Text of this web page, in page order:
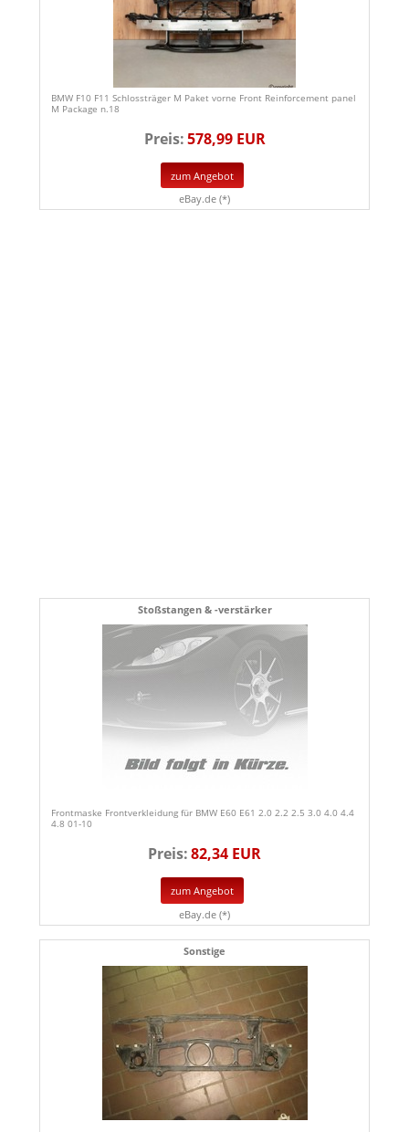
BMW F10 F11 Schlossträger M Paket vorne Front Reinforcement panel
M Package n.18
Preis:578,99 EUR
zum Angebot
eBay.de (*)
Stoßstangen & -verstärker
Frontmaske Frontverkleidung für BMW E60 E61 2.0 2.2 2.5 3.0 4.0 4.4
4.8 01-10
Preis:82,34 EUR
zum Angebot
eBay.de (*)
Sonstige